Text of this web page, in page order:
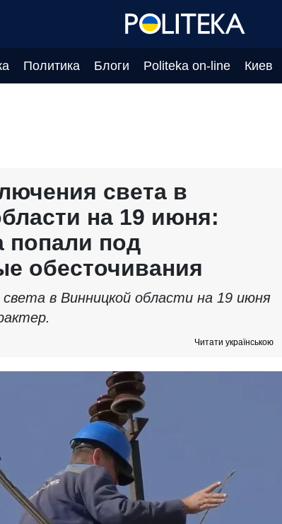
Политика Блоги Politeka on-line Киев
света в
на 19 июня:
попали под
обесточивания
в Винницкой области на 19 июня
Читати українською